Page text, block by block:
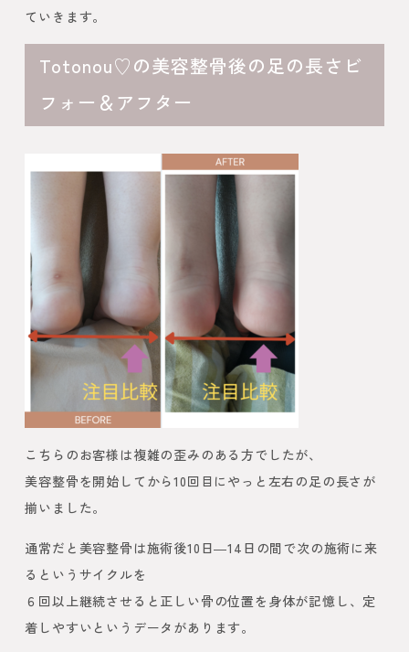
ていきます。
Totonou♡の美容整骨後の足の長さビ
フォー＆アフター
こちらのお客様は複雑の歪みのある方でしたが、
美容整骨を開始してから10回目にやっと左右の足の長さが
揃いました。
通常だと美容整骨は施術後10日―14日の間で次の施術に来
るというサイクルを
６回以上継続させると正しい骨の位置を身体が記憶し、定
着しやすいというデータがあります。